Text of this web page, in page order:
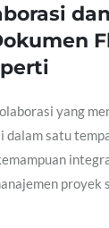
dan
yang
dalam satu
proyek